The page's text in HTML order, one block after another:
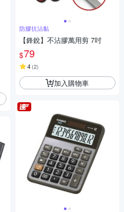
防膠抗沾黏
【鋒銳】不沾膠萬用剪 7吋
$79
4(2)
加入購物車